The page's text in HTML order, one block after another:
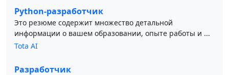
Python-разработчик
Это резюме содержит множество детальной
информации о вашем образовании, опыте работы и ...
Tota AI
Разработчик